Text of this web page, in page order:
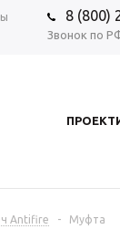
8 (800)
Звонок по
Antifire -
Муфта